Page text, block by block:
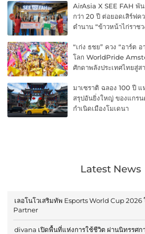
AirAsia X SEE FAH พั
กว่า 20 ปี ต่อยอดเสิร์ฟค
ตำนาน “ข้าวหน้าไก่ราช
“เก่ง ธชย” ควง “อาร์ต
โลก WorldPride
ศักดาพลังประเทศไทยสู่ส
มาเซราติ ฉลอง 100 ปี
สรุปอันยิ่งใหญ่ ของแกร
กำเนิดเมืองโมเดนา
Latest News
เลอโนโวเสริมทัพ Esports World Cup
Partner
divana เปิดพื้นที่แห่งการใช้ชีวิต ผ่านนิทรรศก